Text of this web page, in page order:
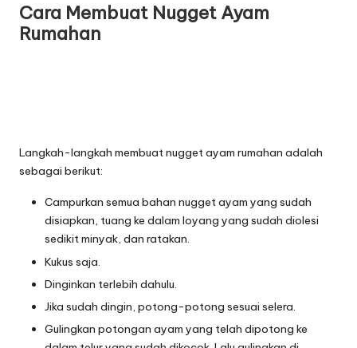
Cara Membuat Nugget Ayam
Rumahan
Langkah-langkah membuat nugget ayam rumahan adalah
sebagai berikut:
Campurkan semua bahan nugget ayam yang sudah
disiapkan, tuang ke dalam loyang yang sudah diolesi
sedikit minyak, dan ratakan.
Kukus saja.
Dinginkan terlebih dahulu.
Jika sudah dingin, potong-potong sesuai selera.
Gulingkan potongan ayam yang telah dipotong ke